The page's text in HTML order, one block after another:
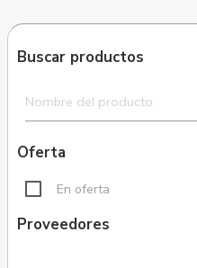
Buscar productos
Oferta
En oferta
Proveedores